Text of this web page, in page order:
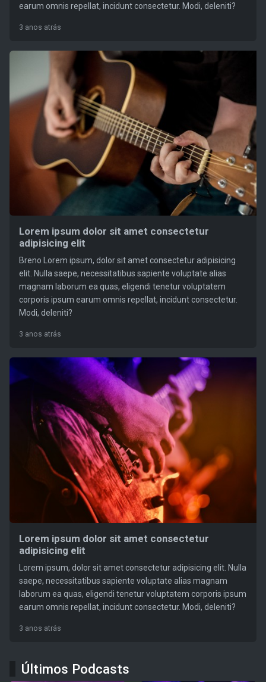
earum omnis repellat, incidunt consectetur. Modi, deleniti?
3 anos atrás
Lorem ipsum dolor sit amet consectetur
adipisicing elit
Breno Lorem ipsum, dolor sit amet consectetur adipisicing
elit. Nulla saepe, necessitatibus sapiente voluptate alias
magnam laborum ea quas, eligendi tenetur voluptatem
corporis ipsum earum omnis repellat, incidunt consectetur.
Modi, deleniti?
3 anos atrás
Lorem ipsum dolor sit amet consectetur
adipisicing elit
Lorem ipsum, dolor sit amet consectetur adipisicing elit. Nulla
saepe, necessitatibus sapiente voluptate alias magnam
laborum ea quas, eligendi tenetur voluptatem corporis ipsum
earum omnis repellat, incidunt consectetur. Modi, deleniti?
3 anos atrás
Últimos Podcasts